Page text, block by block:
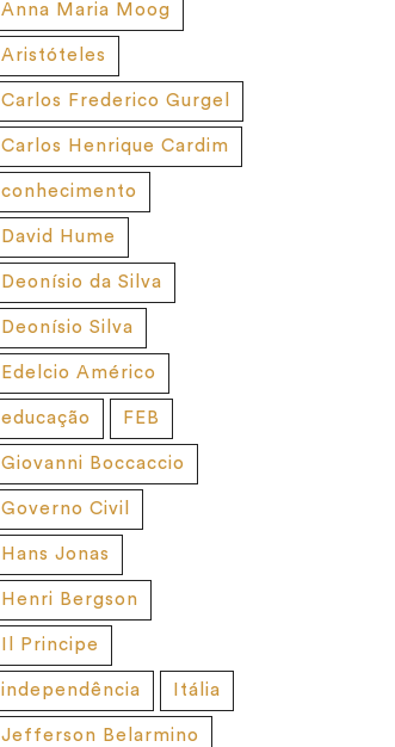
Anna Maria Moog
Aristóteles
Carlos Frederico Gurgel
Carlos Henrique Cardim
conhecimento
David Hume
Deonísio da Silva
Deonísio Silva
Edelcio Américo
educação FEB
Giovanni Boccaccio
Governo Civil
Hans Jonas
Henri Bergson
Il Principe
independência Itália
Jefferson Belarmino